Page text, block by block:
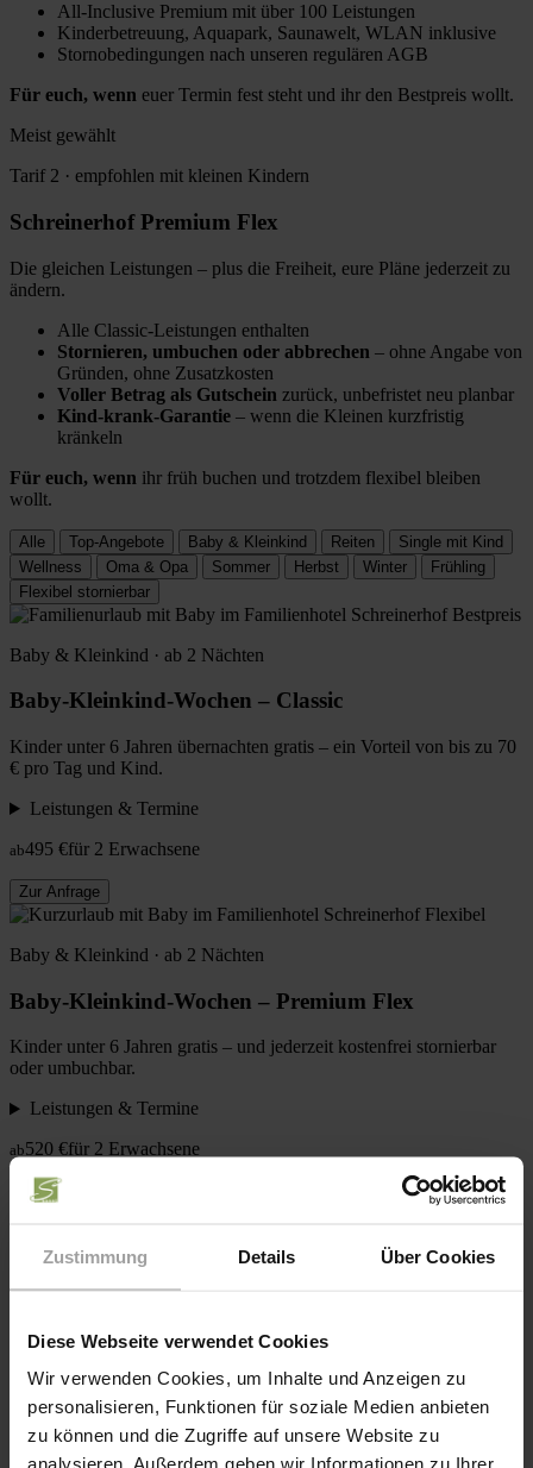
Zustimmung Details Über Cookies
Diese Webseite verwendet Cookies
Wir verwenden Cookies, um Inhalte und Anzeigen zu
personalisieren, Funktionen für soziale Medien anbieten
zu können und die Zugriffe auf unsere Website zu
analysieren. Außerdem geben wir Informationen zu Ihrer
All-Inclusive Premium mit über 100 Leistungen
Kinderbetreuung, Aquapark, Saunawelt, WLAN inklusive
Stornobedingungen nach unseren regulären AGB
Für euch, wenn euer Termin fest steht und ihr den Bestpreis wollt.
Meist gewählt
Tarif 2 · empfohlen mit kleinen Kindern
SchreinerhofPremium Flex
Die gleichen Leistungen – plus die Freiheit, eure Pläne jederzeit zu
ändern.
Alle Classic-Leistungen enthalten
Stornieren, umbuchen oder abbrechen – ohne Angabe von
Gründen, ohne Zusatzkosten
Voller Betrag als Gutschein zurück, unbefristet neu planbar
Kind-krank-Garantie – wenn die Kleinen kurzfristig
kränkeln
Für euch, wenn ihr früh buchen und trotzdem flexibel bleiben
wollt.
Alle Top-Angebote Baby & Kleinkind Reiten
Single mit Kind
Wellness
Oma & Opa Sommer Herbst Winter
Frühling
Flexibel stornierbar
Bestpreis
Baby & Kleinkind · ab 2 Nächten
Baby-Kleinkind-Wochen – Classic
Kinder unter 6 Jahren übernachten gratis – ein Vorteil von bis zu 70
€ pro Tag und Kind.
Leistungen & Termine
ab495 €für 2 Erwachsene
Zur Anfrage
Flexibel
Baby & Kleinkind · ab 2 Nächten
Baby-Kleinkind-Wochen – Premium Flex
Kinder unter 6 Jahren gratis – und jederzeit kostenfrei stornierbar
oder umbuchbar.
Leistungen & Termine
ab520 €für 2 Erwachsene
Zur Anfrage
Herbst · ab 2 Nächten
Bauernhoferlebnis im goldenen Herbst – inklusive Früh-Anreise
und Spät-Abreise im Wert von 150 €.
Leistungen & Termine